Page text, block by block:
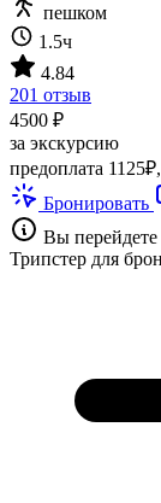
пешком
1.5ч
4.84
201 отзыв
4500 ₽
за экскурсию
предоплата
Бронировать
Вы перейдете
Трипстер для